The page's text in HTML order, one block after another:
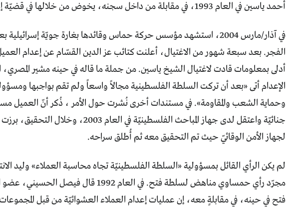
أحمد ياسين في العام 1993، في مقابلة من داخل سجنه، يخوض من خلالها في قضيّة إعدام العملاء.
في آذار/مارس 2004، استشهد مؤسس حركة حماس وقائدها بغارة جويّة
الفجر. بعد سبعة شهور من الاغتيال، أعلنت كتائب عز الدين القسّام عن إعدام
أدلى بمعلومات قادت لاغتيال الشيخ ياسين. من جملة ما قاله في حينه مشير
الإعدام أتى «بعد أن تركت السلطة الفلسطينية مجالاً واسعاً ولم تقم بواجبها
وحماية الشعب والمقاومة». في مستندات أخرى نُشرت حول الأمر ، ذُكر أنّ العميل
جنائيّة واعتقل لدى جهاز المباحث الفلسطينيّة في
لجهاز الأمن الوقائيّ حيث تم التحقيق معه ثم أُطلق سراحه.
لم يكن الرأي القائل بمسؤولية «السلطة الفلسطينيّة تجاه محاسبة العملاء» وليد
مجرّد رأي حمساوي مناهض لسلطة فتح. في العام 1992
فتح في حينه، في مقابلةٍ معه، إن عمليات إعدام العملاء العشوائيّة من قبل